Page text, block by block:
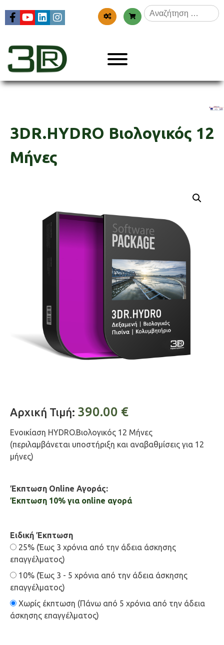
Αναζήτηση
για:
3dr
3DR.HYDRO Βιολογικός 12
Μήνες
Αρχική Τιμή: 390.00 €
Ενοικίαση HYDRO.Βιολογικός 12 Μήνες
(περιλαμβάνεται υποστήριξη και αναβαθμίσεις για 12
μήνες)
Έκπτωση Online Αγοράς:
Έκπτωση 10% για online αγορά
Ειδική Έκπτωση
25% (Έως 3 χρόνια από την άδεια άσκησης
επαγγέλματος)
10% (Έως 3 - 5 χρόνια από την άδεια άσκησης
επαγγέλματος)
Χωρίς έκπτωση (Πάνω από 5 χρόνια από την άδεια
άσκησης επαγγέλματος)